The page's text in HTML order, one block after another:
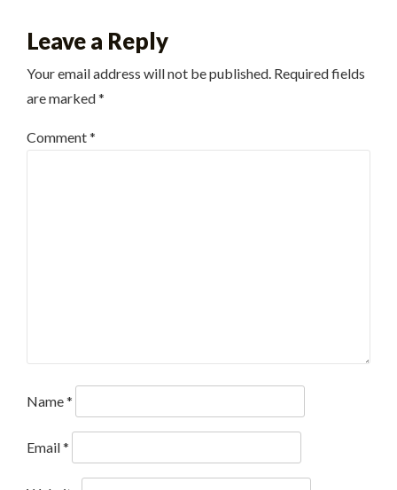
Leave a Reply
Your email address will not be published. Required fields
are marked*
Comment*
Name*
Email*